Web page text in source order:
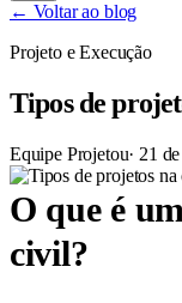
← Voltar ao blog
Projeto e Execução
Tipos de
Equipe Projetou· 21
O que é
civil?